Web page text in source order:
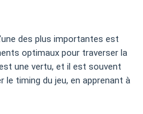
des plus importantes est
optimaux pour traverser la
une vertu, et il est souvent
timing du jeu, en apprenant à